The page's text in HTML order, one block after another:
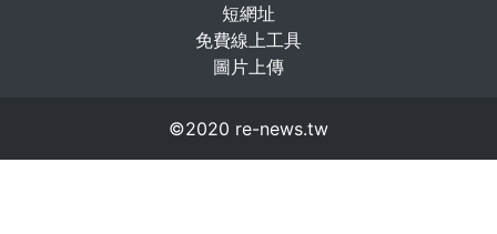
短網址
免費線上工具
圖片上傳
©2020 re-news.tw